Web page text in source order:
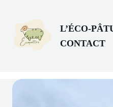
L’ÉCO-
CONTACT